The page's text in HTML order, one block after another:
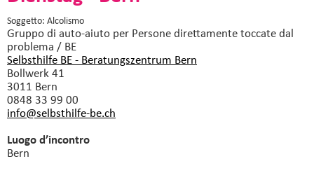
Soggetto: Alcolismo
Gruppo di auto-aiuto per Persone direttamente toccate dal
problema / BE
Selbsthilfe BE - Beratungszentrum Bern
Bollwerk 41
3011 Bern
0848 33 99 00
info@selbsthilfe-be.ch
Luogo d’incontro
Bern